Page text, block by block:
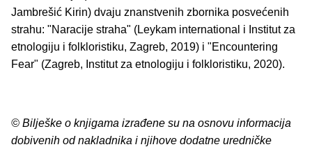
Jambrešić Kirin) dvaju znanstvenih zbornika posvećenih
strahu: "Naracije straha" (Leykam international i Institut za
etnologiju i folkloristiku, Zagreb, 2019) i "Encountering
Fear" (Zagreb, Institut za etnologiju i folkloristiku, 2020).
© Bilješke o knjigama izrađene su na osnovu informacija
dobivenih od nakladnika i njihove dodatne uredničke